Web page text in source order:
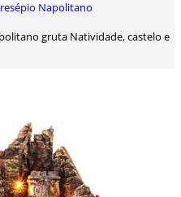
Presépio Napolitano